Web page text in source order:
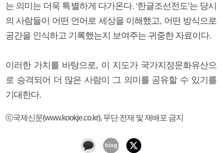
는 의미는 더욱 특별하게 다가온다. ‘한글조선전도’는 당시
의 사람들이 어떤 언어로 세상을 이해했고, 어떤 방식으로
공간을 인식하고 기록했는지 보여주는 귀중한 자료이다.
이러한 가치를 바탕으로, 이 지도가 국가지정문화유산으
로 승격되어 더 많은 사람이 그 의미를 공유할 수 있기를
기대한다.
ⓒ국제신문(www.kookje.co.kr), 무단 전재 및 재배포 금지